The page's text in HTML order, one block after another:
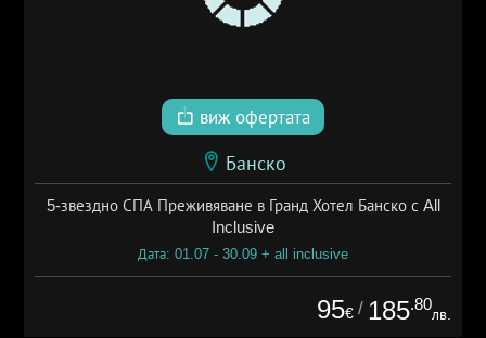
виж офертата
Банско
5-звездно СПА Преживяване в Гранд Хотел Банско с All
Inclusive
Дата: 01.07 - 30.09 + all inclusive
95€ / 185.80
лв.